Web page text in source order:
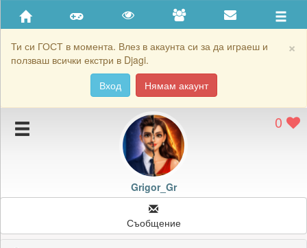
×
Ти си ГОСТ в момента. Влез в акаунта си за да играеш и
ползваш всички екстри в Djagi.
Вход
Нямам акаунт
Приятели
Хронология на игри
Подаръците на Grigor_Gr
Картичките на Grigor_Gr
0
Grigor_Gr
Съобщение